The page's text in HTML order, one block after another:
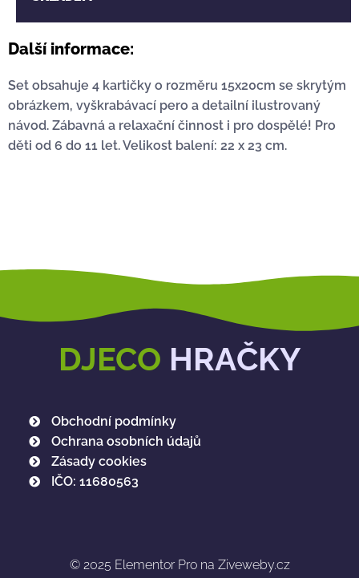
Další informace:
Set obsahuje 4 kartičky o rozměru 15x20cm se skrytým
obrázkem, vyškrabávací pero a detailní ilustrovaný
návod. Zábavná a relaxační činnost i pro dospělé! Pro
děti od 6 do 11 let. Velikost balení: 22 x 23 cm.
DJECO HRAČKY
Obchodní podmínky
Ochrana osobních údajů
Zásady cookies
IČO: 11680563
© 2025 Elementor Pro na Ziveweby.cz